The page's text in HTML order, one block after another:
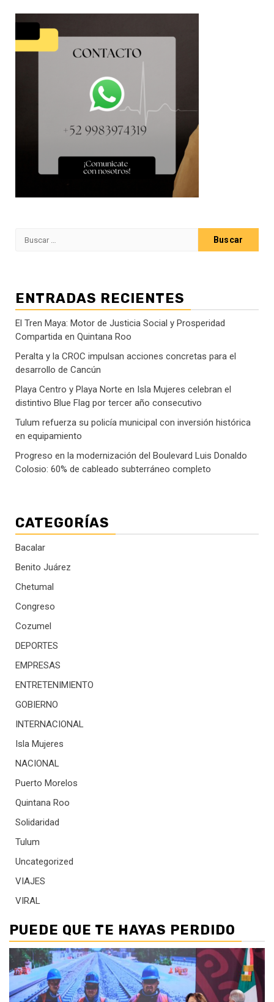
ENTRADAS RECIENTES
El Tren Maya: Motor de Justicia Social y Prosperidad
Compartida en Quintana Roo
Peralta y la CROC impulsan acciones concretas para el
desarrollo de Cancún
Playa Centro y Playa Norte en Isla Mujeres celebran el
distintivo Blue Flag por tercer año consecutivo
Tulum refuerza su policía municipal con inversión histórica
en equipamiento
Progreso en la modernización del Boulevard Luis Donaldo
Colosio: 60% de cableado subterráneo completo
CATEGORÍAS
Bacalar
Benito Juárez
Chetumal
Congreso
Cozumel
DEPORTES
EMPRESAS
ENTRETENIMIENTO
GOBIERNO
INTERNACIONAL
Isla Mujeres
NACIONAL
Puerto Morelos
Quintana Roo
Solidaridad
Tulum
Uncategorized
VIAJES
VIRAL
PUEDE QUE TE HAYAS PERDIDO